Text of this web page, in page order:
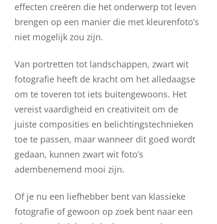
effecten creëren die het onderwerp tot leven
brengen op een manier die met kleurenfoto’s
niet mogelijk zou zijn.
Van portretten tot landschappen, zwart wit
fotografie heeft de kracht om het alledaagse
om te toveren tot iets buitengewoons. Het
vereist vaardigheid en creativiteit om de
juiste composities en belichtingstechnieken
toe te passen, maar wanneer dit goed wordt
gedaan, kunnen zwart wit foto’s
adembenemend mooi zijn.
Of je nu een liefhebber bent van klassieke
fotografie of gewoon op zoek bent naar een